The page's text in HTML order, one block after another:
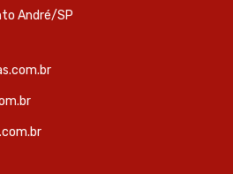
André/SP